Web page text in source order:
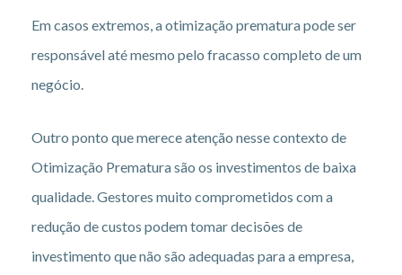
Em casos extremos, a otimização prematura pode ser
responsável até mesmo pelo fracasso completo de um
negócio.
Outro ponto que merece atenção nesse contexto de
Otimização Prematura são os investimentos de baixa
qualidade. Gestores muito comprometidos com a
redução de custos podem tomar decisões de
investimento que não são adequadas para a empresa,